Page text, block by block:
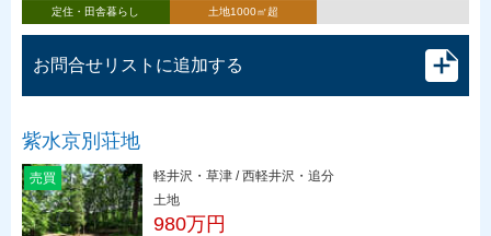
定住・田舎暮らし 土地1000㎡超
お問合せリストに追加する
紫水京別荘地
売買
軽井沢・草津 / 西軽井沢・追分
土地
980万円